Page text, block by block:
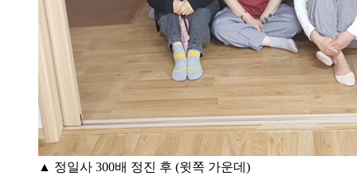
▲ 정일사 300배 정진 후 (윗쪽 가운데)